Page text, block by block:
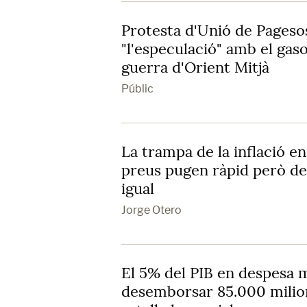
Protesta d'Unió de
"l'especulació" amb el
guerra d'Orient Mitjà
Públic
La trampa de la inflació
preus pugen ràpid però
igual
Jorge Otero
El 5% del PIB en despesa
desemborsar 85.000